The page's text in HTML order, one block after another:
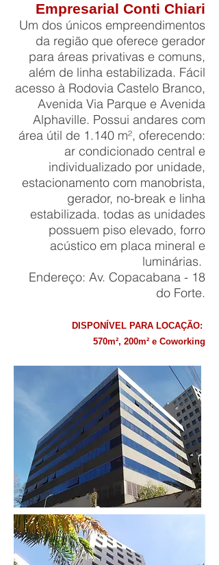
Empresarial Conti Chiari
Um dos únicos empreendimentos
da região que oferece gerador
para áreas privativas e comuns,
além de linha estabilizada. Fácil
acesso à Rodovia Castelo Branco,
Avenida Via Parque e Avenida
Alphaville. Possui andares com
área útil de 1.140 m², oferecendo:
ar condicionado central e
individualizado por unidade,
estacionamento com manobrista,
gerador, no-break e linha
estabilizada. todas as unidades
possuem piso elevado, forro
acústico em placa mineral e
luminárias.
Endereço: Av. Copacabana - 18
do Forte.
DISPONÍVEL PARA LOCAÇÃO:
570m², 200m² e Coworking